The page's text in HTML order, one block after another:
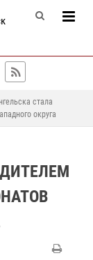
стала
округа